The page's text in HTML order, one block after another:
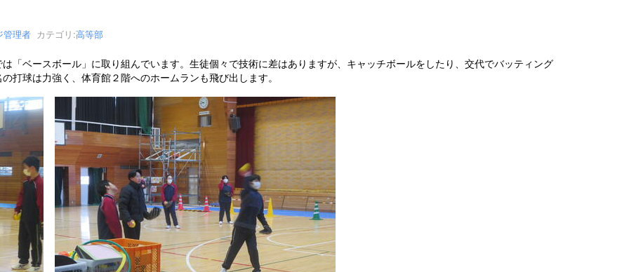
管理者 カテゴリ:高等部
ベースボール」に取り組んでいます。生徒個々で技術に差はありますが、キャッチボールをしたり、交代でバッティング
打球は力強く、体育館２階へのホームランも飛び出します。